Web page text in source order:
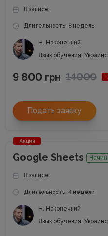
В записе
Длительность: 8 недель
Н. Наконечний
Язык обучения:
9 800 грн 14000 -
Подать заявку
Акция
Google Sheets
В записе
Длительность: 4 недели
Н. Наконечний
Язык обучения: